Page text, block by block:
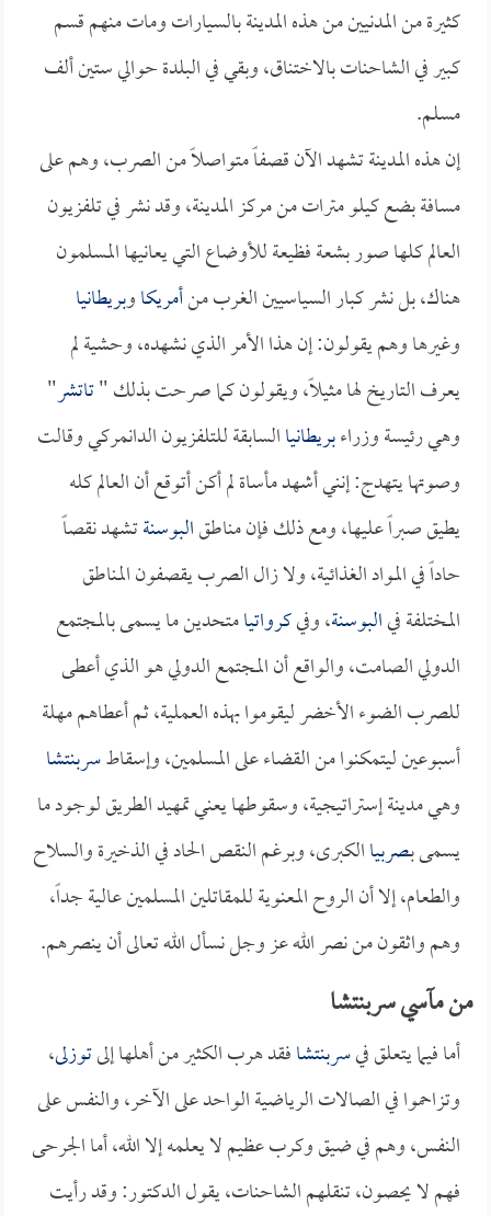
كثيرة من المدنيين من هذه المدينة بالسيارات ومات منهم قسم
كبير في الشاحنات بالاختناق، وبقي في البلدة حوالي ستين ألف
مسلم.
إن هذه المدينة تشهد الآن قصفاً متواصلاً من الصرب، وهم على
مسافة بضع كيلو مترات من مركز المدينة، وقد نشر في تلفزيون
العالم كلها صور بشعة فظيعة للأوضاع التي يعانيها المسلمون
هناك، بل نشر كبار السياسيين الغرب منأمريكاوبريطانيا
وغيرها وهم يقولون: إن هذا الأمر الذي نشهده، وحشية لم
يعرف التاريخ لها مثيلاً، ويقولون كما صرحت بذلك "تاتشر"
وهي رئيسة وزراءبريطانياالسابقة للتلفزيون الدانمركي وقالت
وصوتها يتهدج: إنني أشهد مأساة لم أكن أتوقع أن العالم كله
يطيق صبراً عليها، ومع ذلك فإن مناطقالبوسنةتشهد نقصاً
حاداً في المواد الغذائية، ولا زال الصرب يقصفون المناطق
المختلفة فيالبوسنة، وفيكرواتيامتحدين ما يسمى بالمجتمع
الدولي الصامت، والواقع أن المجتمع الدولي هو الذي أعطى
للصرب الضوء الأخضر ليقوموا بهذه العملية، ثم أعطاهم مهلة
أسبوعين ليتمكنوا من القضاء على المسلمين، وإسقاطسربنتشا
وهي مدينة إستراتيجية، وسقوطها يعني تمهيد الطريق لوجود ما
يسمى بـصربياالكبرى، وبرغم النقص الحاد في الذخيرة والسلاح
والطعام، إلا أن الروح المعنوية للمقاتلين المسلمين عالية جداً،
وهم واثقون من نصر الله عز وجل نسأل الله تعالى أن ينصرهم.
من مآسي سربنتشا
أما فيما يتعلق فيسربنتشافقد هرب الكثير من أهلها إلىتوزلى،
وتزاحموا في الصالات الرياضية الواحد على الآخر، والنفس على
النفس، وهم في ضيق وكرب عظيم لا يعلمه إلا الله، أما الجرحى
فهم لا يحصون، تنقلهم الشاحنات، يقول الدكتور: وقد رأيت